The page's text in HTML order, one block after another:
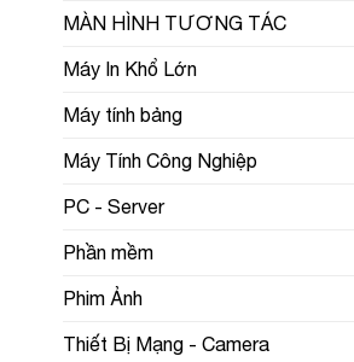
MÀN HÌNH TƯƠNG TÁC
Máy In Khổ Lớn
Máy tính bảng
Máy Tính Công Nghiệp
PC - Server
Phần mềm
Phim Ảnh
Thiết Bị Mạng - Camera